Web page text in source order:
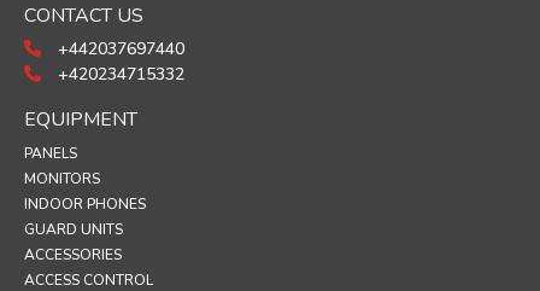
CONTACT US
+442037697440
+420234715332
EQUIPMENT
PANELS
MONITORS
INDOOR PHONES
GUARD UNITS
ACCESSORIES
ACCESS CONTROL